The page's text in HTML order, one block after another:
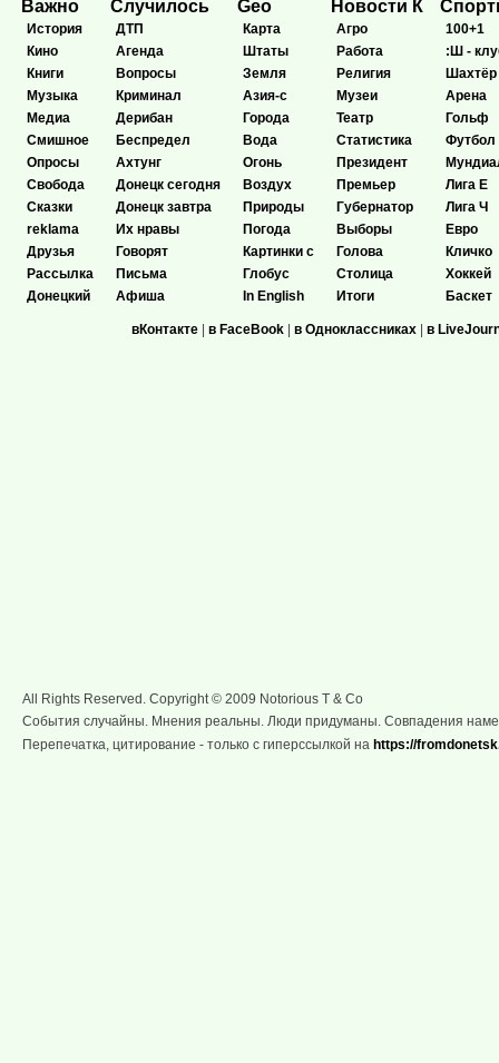
Важно
История
Кино
Книги
Музыка
Медиа
Смишное
Опросы
Свобода
Сказки
reklama
Друзья
Рассылка
Донецкий
Случилось
ДТП
Агенда
Вопросы
Криминал
Дерибан
Беспредел
Ахтунг
Донецк сегодня
Донецк завтра
Их нравы
Говорят
Письма
Афиша
Geo
Карта
Штаты
Земля
Азия-с
Города
Вода
Огонь
Воздух
Природы
Погода
Картинки с
Глобус
In English
Новости К
Агро
Работа
Религия
Музеи
Театр
Статистика
Президент
Премьер
Губернатор
Выборы
Голова
Столица
Итоги
100+1
:Ш -
Шахтёр
Арена
Гольф
Футбол
Лига Е
Лига Ч
Евро
Кличко
Хоккей
Баскет
вКонтакте | в FaceBook | в Одноклассниках | в
All Rights Reserved. Copyright © 2009 Notorious T & Co
События случайны. Мнения реальны. Люди придуманы. Совпадения
Перепечатка, цитирование - только с гиперссылкой на https://